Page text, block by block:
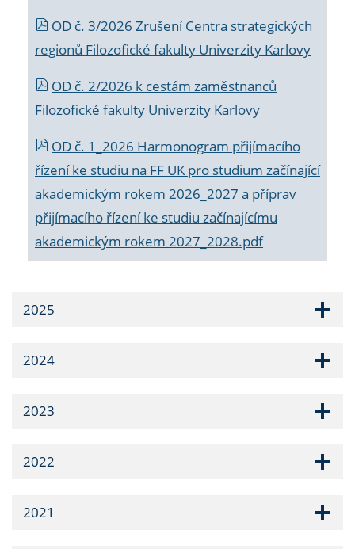
OD č. 3/2026 Zrušení Centra strategických
regionů Filozofické fakulty Univerzity Karlovy
OD č. 2/2026 k cestám zaměstnanců
Filozofické fakulty Univerzity Karlovy
OD č. 1_2026 Harmonogram přijímacího
řízení ke studiu na FF UK pro studium začínající
akademickým rokem 2026_2027 a příprav
přijímacího řízení ke studiu začínajícímu
akademickým rokem 2027_2028.pdf
2025
2024
2023
2022
2021